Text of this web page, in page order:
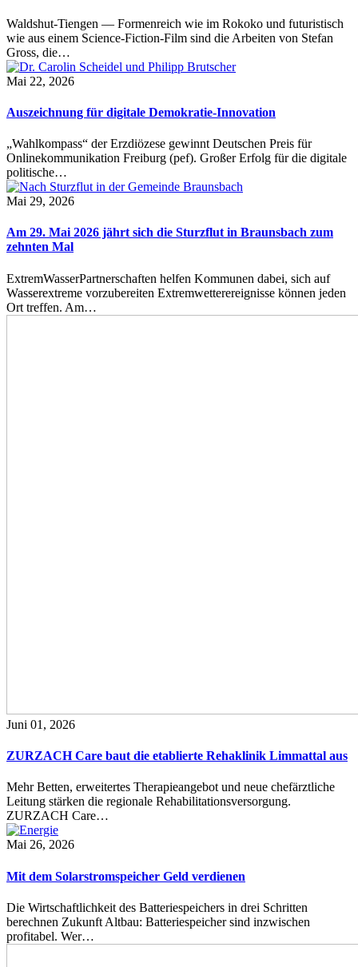
Waldshut-Tiengen — Formenreich wie im Rokoko und futuristisch
wie aus einem Science-Fiction-Film sind die Arbeiten von Stefan
Gross, die…
Mai 22, 2026
Auszeichnung für digitale Demokratie-Innovation
„Wahlkompass“ der Erzdiözese gewinnt Deutschen Preis für
Onlinekommunikation Freiburg (pef). Großer Erfolg für die digitale
politische…
Mai 29, 2026
Am 29. Mai 2026 jährt sich die Sturzflut in Braunsbach zum
zehnten Mal
ExtremWasserPartnerschaften helfen Kommunen dabei, sich auf
Wasserextreme vorzubereiten Extremwetterereignisse können jeden
Ort treffen. Am…
Juni 01, 2026
ZURZACH Care baut die etablierte Rehaklinik Limmattal aus
Mehr Betten, erweitertes Therapieangebot und neue chefärztliche
Leitung stärken die regionale Rehabilitationsversorgung.
ZURZACH Care…
Mai 26, 2026
Mit dem Solarstromspeicher Geld verdienen
Die Wirtschaftlichkeit des Batteriespeichers in drei Schritten
berechnen Zukunft Altbau: Batteriespeicher sind inzwischen
profitabel. Wer…